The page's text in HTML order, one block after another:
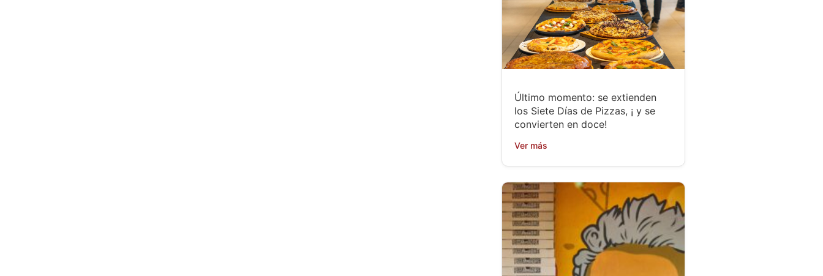
Último momento: se extienden
los Siete Días de Pizzas, ¡ y se
convierten en doce!
Ver más